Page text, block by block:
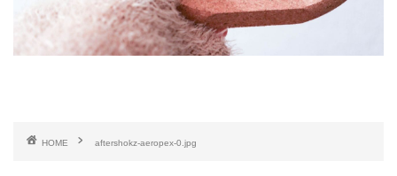
HOME aftershokz-aeropex-0.jpg